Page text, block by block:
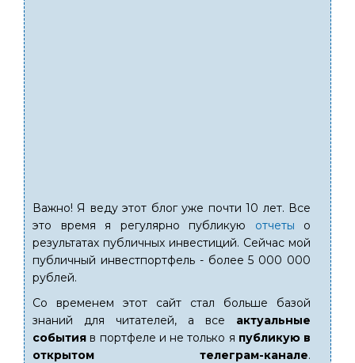
Важно! Я веду этот блог уже почти 10 лет. Все
это время я регулярно публикую отчеты о
результатах публичных инвестиций. Сейчас мой
публичный инвестпортфель - более 5 000 000
рублей.
Со временем этот сайт стал больше базой
знаний для читателей, а все актуальные
события в портфеле и не только я публикую в
открытом телеграм-канале.